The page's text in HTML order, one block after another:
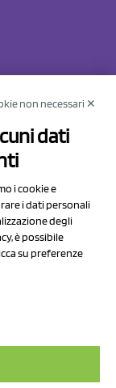
1
i.v.
non necessari ✕
dati
i cookie e
i dati personali
degli
è possibile
su preferenze